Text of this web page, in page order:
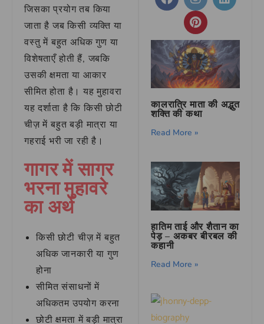
जिसका प्रयोग तब किया
जाता है जब किसी व्यक्ति या
वस्तु में बहुत अधिक गुण या
विशेषताएँ होती हैं, जबकि
उसकी क्षमता या आकार
सीमित होता है। यह मुहावरा
यह दर्शाता है कि किसी छोटी
चीज़ में बहुत बड़ी मात्रा या
गहराई भरी जा रही है।
गागर में सागर
भरना मुहावरे
का अर्थ
किसी छोटी चीज़ में बहुत
अधिक जानकारी या गुण
होना
सीमित संसाधनों में
अधिकतम उपयोग करना
छोटी क्षमता में बड़ी मात्रा
कालरात्रि माता की अद्भुत
शक्ति की कथा
Read More »
हातिम ताई और शैतान का
पेड़ – अकबर बीरबल की
कहानी
Read More »